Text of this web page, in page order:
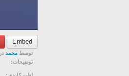
Embed
توسط محمد در 27 AUG 2013
توضیحات: